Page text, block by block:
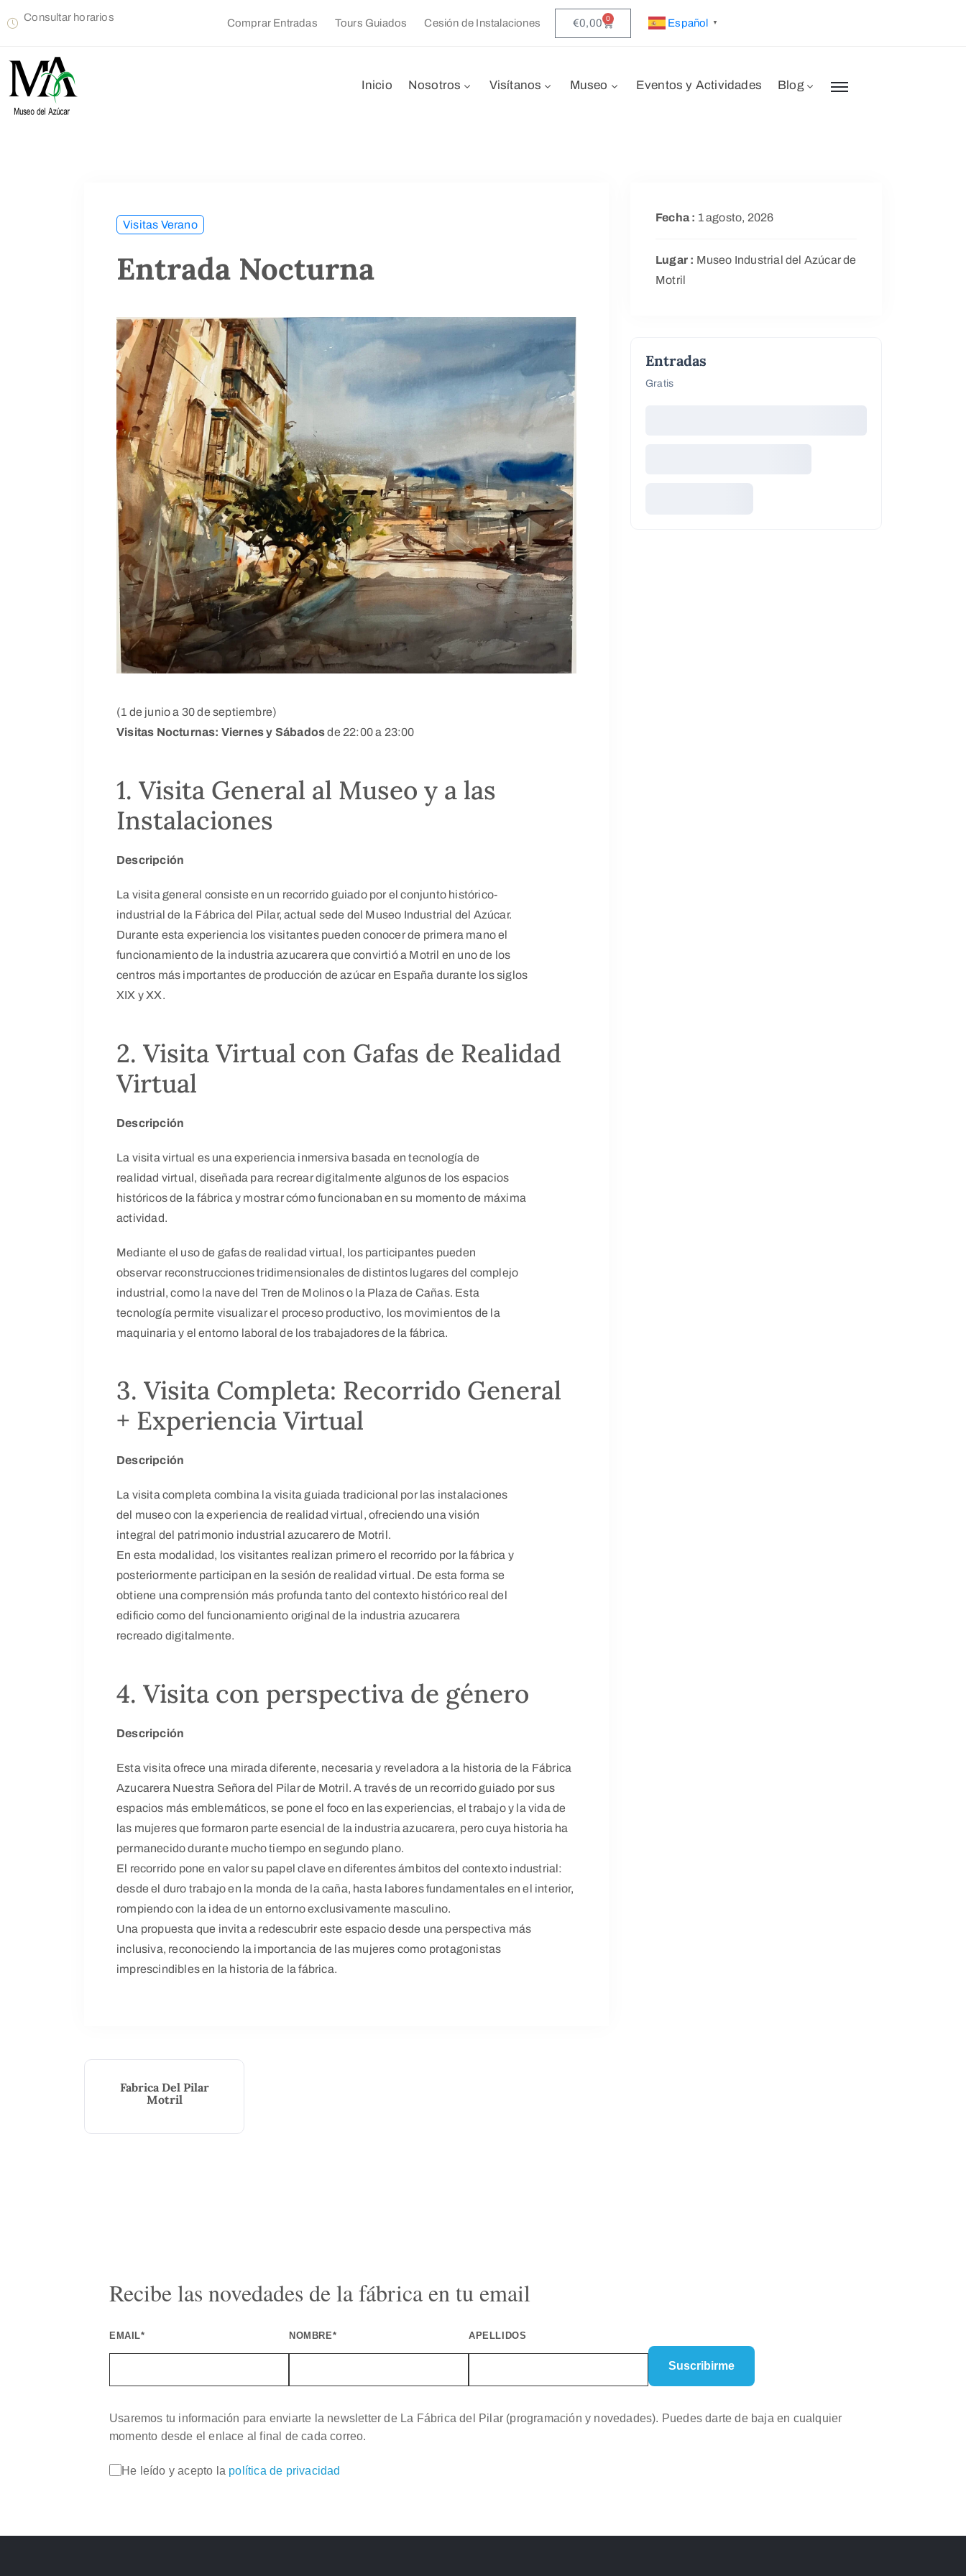
Consultar horarios Comprar Entradas Tours Guiados Cesión de Instalaciones €0,00 0 Español ▼
Inicio Nosotros Visítanos Museo Eventos y Actividades Blog
Visitas Verano
Entrada Nocturna
(1 de junio a 30 de septiembre)
Visitas Nocturnas: Viernes y Sábadosde 22:00 a 23:00
1. Visita General al Museo y a las
Instalaciones
Descripción
La visita general consiste en un recorrido guiado por el conjunto histórico-
industrial de la Fábrica del Pilar, actual sede del Museo Industrial del Azúcar.
Durante esta experiencia los visitantes pueden conocer de primera mano el
funcionamiento de la industria azucarera que convirtió a Motril en uno de los
centros más importantes de producción de azúcar en España durante los siglos
XIX y XX.
2. Visita Virtual con Gafas de Realidad
Virtual
Descripción
La visita virtual es una experiencia inmersiva basada en tecnología de
realidad virtual, diseñada para recrear digitalmente algunos de los espacios
históricos de la fábrica y mostrar cómo funcionaban en su momento de máxima
actividad.
Mediante el uso de gafas de realidad virtual, los participantes pueden
observar reconstrucciones tridimensionales de distintos lugares del complejo
industrial, como la nave del Tren de Molinos o la Plaza de Cañas. Esta
tecnología permite visualizar el proceso productivo, los movimientos de la
maquinaria y el entorno laboral de los trabajadores de la fábrica.
3. Visita Completa: Recorrido General
+ Experiencia Virtual
Descripción
La visita completa combina la visita guiada tradicional por las instalaciones
del museo con la experiencia de realidad virtual, ofreciendo una visión
integral del patrimonio industrial azucarero de Motril.
En esta modalidad, los visitantes realizan primero el recorrido por la fábrica y
posteriormente participan en la sesión de realidad virtual. De esta forma se
obtiene una comprensión más profunda tanto del contexto histórico real del
edificio como del funcionamiento original de la industria azucarera
recreado digitalmente.
4. Visita con perspectiva de género
Descripción
Esta visita ofrece una mirada diferente, necesaria y reveladora a la historia de la Fábrica
Azucarera Nuestra Señora del Pilar de Motril. A través de un recorrido guiado por sus
espacios más emblemáticos, se pone el foco en las experiencias, el trabajo y la vida de
las mujeres que formaron parte esencial de la industria azucarera, pero cuya historia ha
permanecido durante mucho tiempo en segundo plano.
El recorrido pone en valor su papel clave en diferentes ámbitos del contexto industrial:
desde el duro trabajo en la monda de la caña, hasta labores fundamentales en el interior,
rompiendo con la idea de un entorno exclusivamente masculino.
Una propuesta que invita a redescubrir este espacio desde una perspectiva más
inclusiva, reconociendo la importancia de las mujeres como protagonistas
imprescindibles en la historia de la fábrica.
Fabrica Del Pilar
Motril
Fecha : 1 agosto, 2026
Lugar : Museo Industrial del Azúcar de
Motril
Entradas
Gratis
Recibe las novedades de la fábrica en tu email
EMAIL* NOMBRE* APELLIDOS
Usaremos tu información para enviarte la newsletter de La Fábrica del Pilar (programación y novedades). Puedes darte de baja en cualquier
momento desde el enlace al final de cada correo.
He leído y acepto la política de privacidad